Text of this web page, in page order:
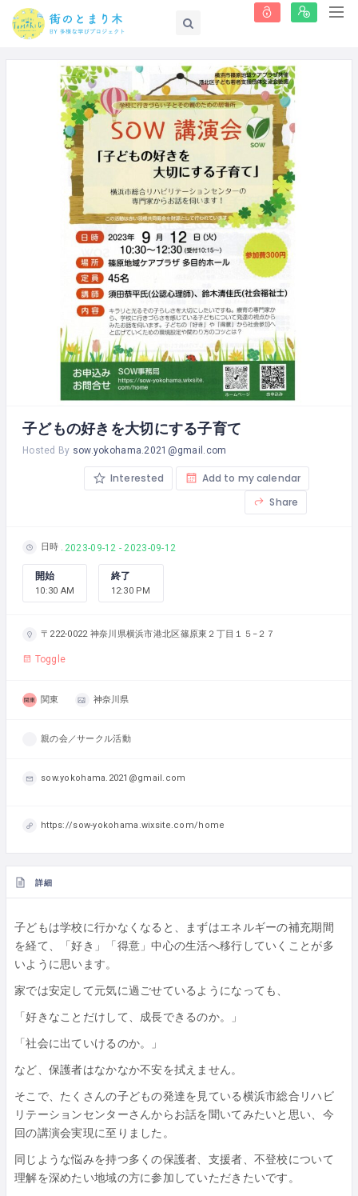
子どもの好きを大切にする子育て
Hosted By sow.yokohama.2021@gmail.com
Interested
Add to my calendar
Share
日時 2023-09-12 - 2023-09-12
開始
10:30 AM
終了
12:30 PM
〒222-0022 神奈川県横浜市港北区篠原東２丁目１５−２７
Toggle
関東 神奈川県
親の会／サークル活動
sow.yokohama.2021@gmail.com
https://sow-yokohama.wixsite.com/home
詳細
子どもは学校に行かなくなると、まずはエネルギーの補充期間
を経て、「好き」「得意」中心の生活へ移行していくことが多
いように思います。
家では安定して元気に過ごせているようになっても、
「好きなことだけして、成長できるのか。」
「社会に出ていけるのか。」
など、保護者はなかなか不安を拭えません。
そこで、たくさんの子どもの発達を見ている横浜市総合リハビ
リテーションセンターさんからお話を聞いてみたいと思い、今
回の講演会実現に至りました。
同じような悩みを持つ多くの保護者、支援者、不登校について
理解を深めたい地域の方に参加していただきたいです。